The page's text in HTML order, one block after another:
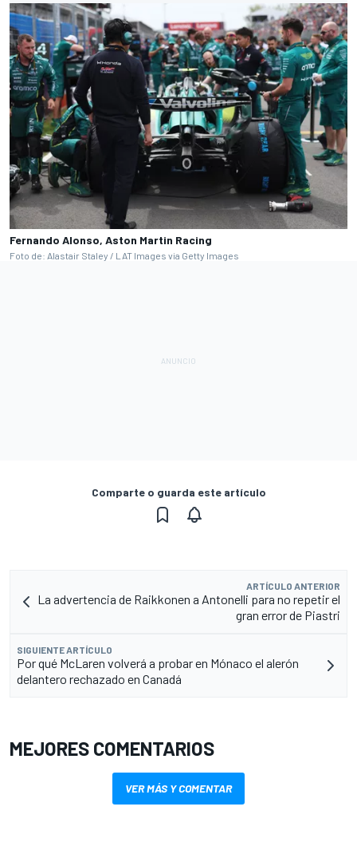
Fernando Alonso, Aston Martin Racing
Foto de: Alastair Staley / LAT Images via Getty Images
Comparte o guarda este artículo
ARTÍCULO ANTERIOR
La advertencia de Raikkonen a Antonelli para no repetir el
gran error de Piastri
SIGUIENTE ARTÍCULO
Por qué McLaren volverá a probar en Mónaco el alerón
delantero rechazado en Canadá
MEJORES COMENTARIOS
VER MÁS Y COMENTAR